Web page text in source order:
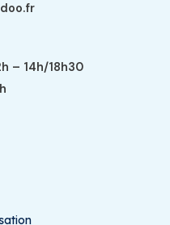
– 14h/18h30